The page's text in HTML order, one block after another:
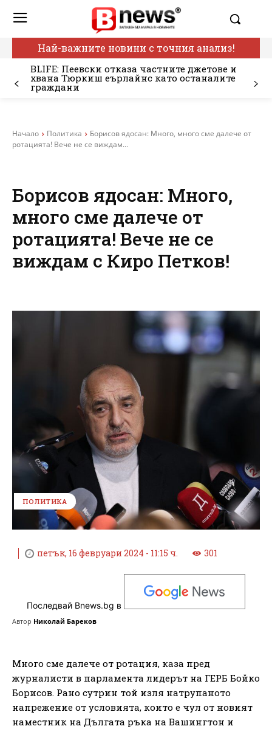
Най-важните новини с точния анализ!
BLIFE: Пеевски отказа частните джетове и
хвана Тюркиш еърлайнс като останалите
граждани
Начало Политика
Борисов ядосан: Много, много сме далече от
ротацията! Вече не се виждам...
Борисов ядосан: Много,
много сме далече от
ротацията! Вече не се
виждам с Киро Петков!
ПОЛИТИКА
петък, 16 февруари 2024 - 11:15 ч. 301
Последвай Bnews.bg в
Автор Николай Бареков
Много сме далече от ротация, каза пред
журналисти в парламента лидерът на ГЕРБ Бойко
Борисов. Рано сутрин той изля натрупаното
напрежение от условията, които е чул от новият
наместник на Дългата ръка на Вашингтон и